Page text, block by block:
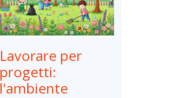
Lavorare per
progetti:
l'ambiente